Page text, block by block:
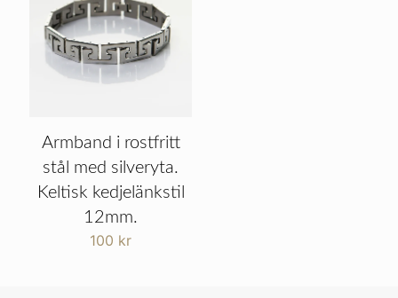
Armband i rostfritt
stål med silveryta.
Keltisk kedjelänkstil
12mm.
100 kr